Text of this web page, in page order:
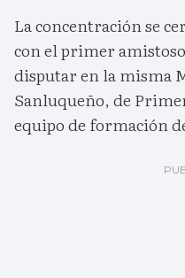
La concentración se
con el primer
disputar en la misma
Sanluqueño, de
equipo de formación